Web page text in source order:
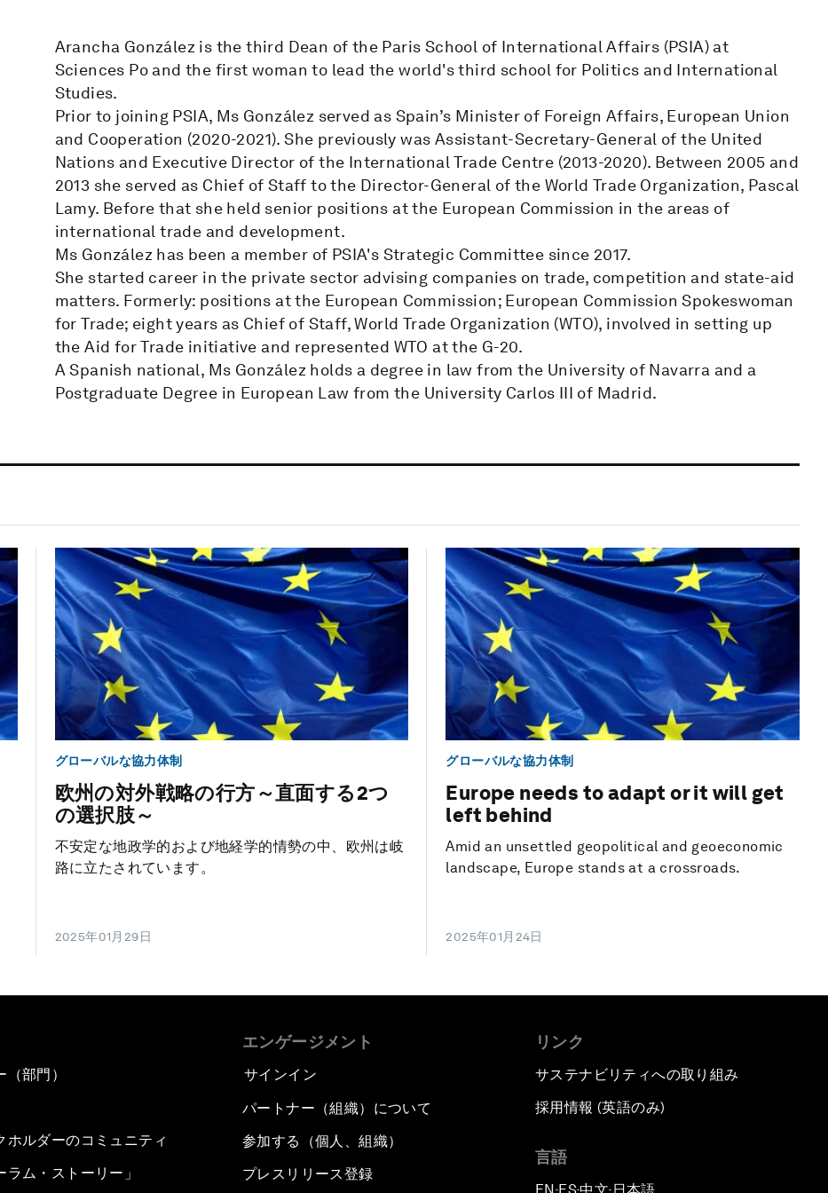
Arancha González is the third Dean of the Paris School of International Affairs (PSIA) at
Sciences Po and the first woman to lead the world's third school for Politics and International
Studies.
Prior to joining PSIA, Ms González served as Spain’s Minister of Foreign Affairs, European Union
and Cooperation (2020-2021). She previously was Assistant-Secretary-General of the United
Nations and Executive Director of the International Trade Centre (2013-2020). Between 2005 and
2013 she served as Chief of Staff to the Director-General of the World Trade Organization, Pascal
Lamy. Before that she held senior positions at the European Commission in the areas of
international trade and development.
Ms González has been a member of PSIA's Strategic Committee since 2017.
She started career in the private sector advising companies on trade, competition and state-aid
matters. Formerly: positions at the European Commission; European Commission Spokeswoman
for Trade; eight years as Chief of Staff, World Trade Organization (WTO), involved in setting up
the Aid for Trade initiative and represented WTO at the G-20.
A Spanish national, Ms González holds a degree in law from the University of Navarra and a
Postgraduate Degree in European Law from the University Carlos III of Madrid.
グローバルな協力体制
欧州の対外戦略の行方～直面する2つ
の選択肢～
不安定な地政学的および地経学的情勢の中、欧州は岐
路に立たされています。
2025年01月29日
グローバルな協力体制
Europe needs to adapt or it will get
left behind
Amid an unsettled geopolitical and geoeconomic
landscape, Europe stands at a crossroads.
2025年01月24日
（部門）
ホルダーのコミュニティ
ラム・ストーリー」
エンゲージメント
サインイン
パートナー（組織）について
参加する（個人、組織）
プレスリリース登録
リンク
サステナビリティへの取り組み
採用情報 (英語のみ)
言語
▪ ▪ ▪